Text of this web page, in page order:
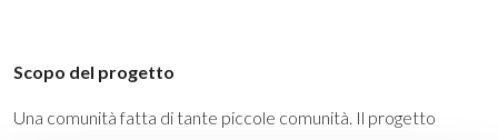
Scopo del progetto
Una comunità fatta di tante piccole comunità. Il progetto